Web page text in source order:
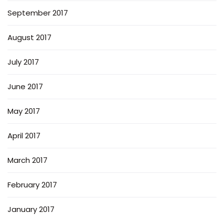
September 2017
August 2017
July 2017
June 2017
May 2017
April 2017
March 2017
February 2017
January 2017